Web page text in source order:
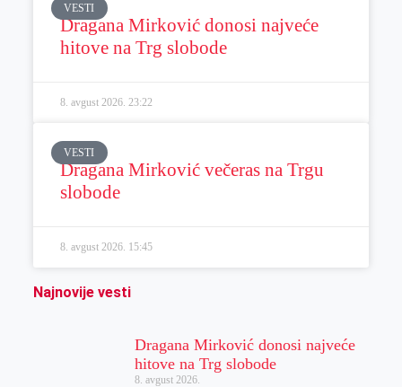
VESTI
Dragana Mirković donosi najveće
hitove na Trg slobode
8. avgust 2026. 23:22
VESTI
Dragana Mirković večeras na Trgu
slobode
8. avgust 2026. 15:45
Najnovije vesti
Dragana Mirković donosi najveće
hitove na Trg slobode
8. avgust 2026.